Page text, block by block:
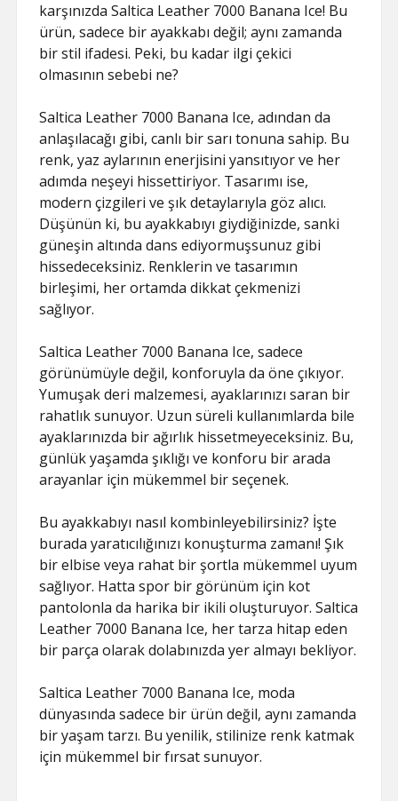
karşınızda Saltica Leather 7000 Banana Ice! Bu
ürün, sadece bir ayakkabı değil; aynı zamanda
bir stil ifadesi. Peki, bu kadar ilgi çekici
olmasının sebebi ne?
Saltica Leather 7000 Banana Ice, adından da
anlaşılacağı gibi, canlı bir sarı tonuna sahip. Bu
renk, yaz aylarının enerjisini yansıtıyor ve her
adımda neşeyi hissettiriyor. Tasarımı ise,
modern çizgileri ve şık detaylarıyla göz alıcı.
Düşünün ki, bu ayakkabıyı giydiğinizde, sanki
güneşin altında dans ediyormuşsunuz gibi
hissedeceksiniz. Renklerin ve tasarımın
birleşimi, her ortamda dikkat çekmenizi
sağlıyor.
Saltica Leather 7000 Banana Ice, sadece
görünümüyle değil, konforuyla da öne çıkıyor.
Yumuşak deri malzemesi, ayaklarınızı saran bir
rahatlık sunuyor. Uzun süreli kullanımlarda bile
ayaklarınızda bir ağırlık hissetmeyeceksiniz. Bu,
günlük yaşamda şıklığı ve konforu bir arada
arayanlar için mükemmel bir seçenek.
Bu ayakkabıyı nasıl kombinleyebilirsiniz? İşte
burada yaratıcılığınızı konuşturma zamanı! Şık
bir elbise veya rahat bir şortla mükemmel uyum
sağlıyor. Hatta spor bir görünüm için kot
pantolonla da harika bir ikili oluşturuyor. Saltica
Leather 7000 Banana Ice, her tarza hitap eden
bir parça olarak dolabınızda yer almayı bekliyor.
Saltica Leather 7000 Banana Ice, moda
dünyasında sadece bir ürün değil, aynı zamanda
bir yaşam tarzı. Bu yenilik, stilinize renk katmak
için mükemmel bir fırsat sunuyor.